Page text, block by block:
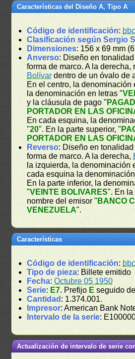
Características del Diseño A, Tipo A
Código de identificación:
Clasificación según Sergio
Dimensiones: 156 x 69 mm
Anverso: Diseño en
forma de marco. A la derecha,
Bolívar dentro de un óvalo de
En el centro, la denominación
la denominación en letras "
y la cláusula de pago "
PORTADOR EN LAS
En cada esquina, la
"20". En la parte superior, "
PORTADOR EN LAS
Reverso: Diseño en
forma de marco. A la derecha,
la izquierda, la denominación
cada esquina la
En la parte inferior, la
"VEINTE BOLIVARES". En la
nombre del emisor " BANCO
VENEZUELA".
Características
Código de identificación:
Tipo de pieza: Billete emitido
Fecha:Octubre 05 1950
Serie: E7. Prefijo E seguido
Cantidad : 1.374.001.
Impresor: American Bank
Intervalo de la serie:
Actualización de intervalo de serie